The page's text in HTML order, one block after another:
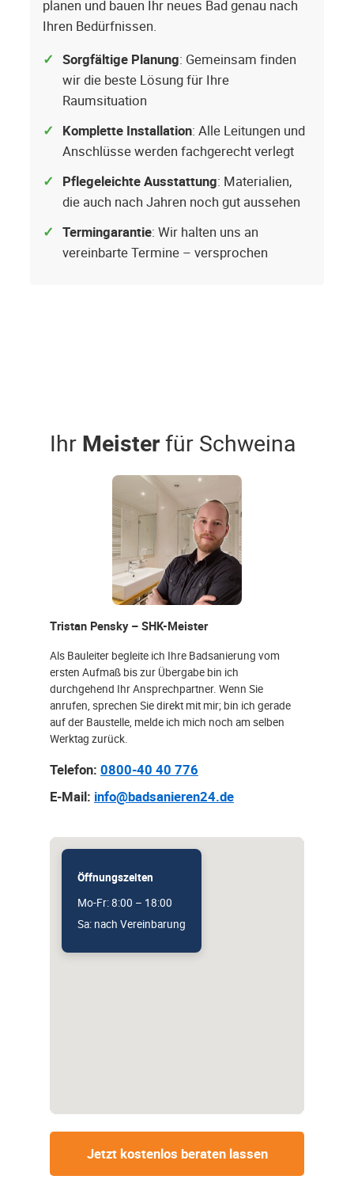
planen und bauen Ihr neues Bad genau nach
Ihren Bedürfnissen.
Sorgfältige Planung: Gemeinsam finden
wir die beste Lösung für Ihre
Raumsituation
Komplette Installation: Alle Leitungen und
Anschlüsse werden fachgerecht verlegt
Pflegeleichte Ausstattung: Materialien,
die auch nach Jahren noch gut aussehen
Termingarantie: Wir halten uns an
vereinbarte Termine – versprochen
Ihr Meisterfür Schweina
Tristan Pensky – SHK-Meister
Als Bauleiter begleite ich Ihre Badsanierung vom
ersten Aufmaß bis zur Übergabe bin ich
durchgehend Ihr Ansprechpartner. Wenn Sie
anrufen, sprechen Sie direkt mit mir; bin ich gerade
auf der Baustelle, melde ich mich noch am selben
Werktag zurück.
Telefon: 0800-40 40 776
E-Mail: info@badsanieren24.de
Öffnungszeiten
Mo-Fr: 8:00 – 18:00
Sa: nach Vereinbarung
Jetzt kostenlos beraten lassen